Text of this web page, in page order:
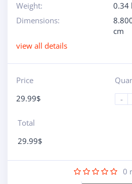
Weight:
0.34
Dimensions:
cm
view all details
Price
29.99$
-
Total
29.99$
0